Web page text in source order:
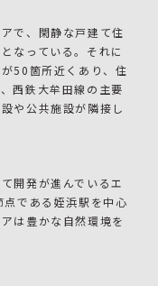
で、閑静な戸建て住
なっている。それに
50箇所近くあり、住
西鉄大牟田線の主要
や公共施設が隣接し
開発が進んでいるエ
である姪浜駅を中心
は豊かな自然環境を